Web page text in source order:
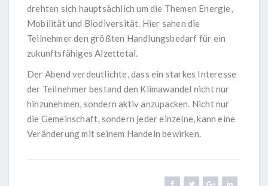
drehten sich hauptsächlich um die Themen Energie,
Mobilität und Biodiversität. Hier sahen die
Teilnehmer den größten Handlungsbedarf für ein
zukunftsfähiges Alzettetal.
Der Abend verdeutlichte, dass ein starkes Interesse
der Teilnehmer bestand den Klimawandel nicht nur
hinzunehmen, sondern aktiv anzupacken. Nicht nur
die Gemeinschaft, sondern jeder einzelne, kann eine
Veränderung mit seinem Handeln bewirken.